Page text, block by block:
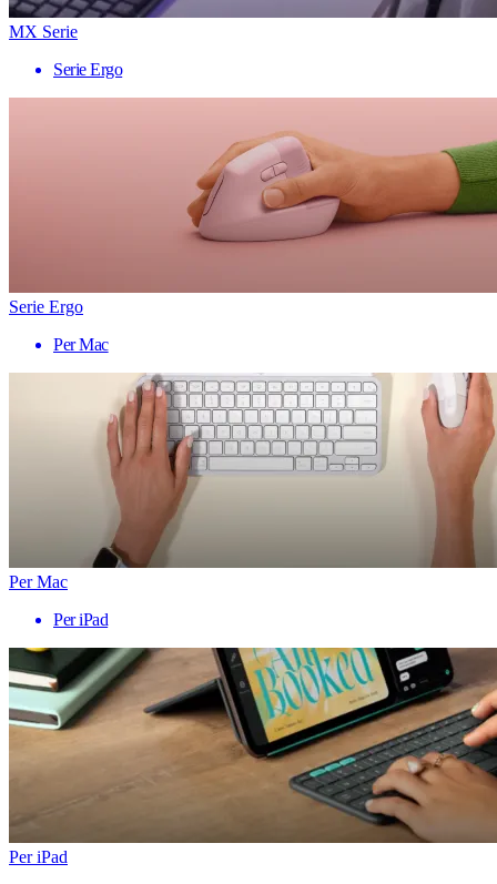
MX Serie
Serie Ergo
Serie Ergo
Per Mac
Per Mac
Per iPad
Per iPad